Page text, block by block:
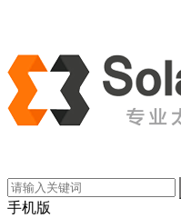
手机版